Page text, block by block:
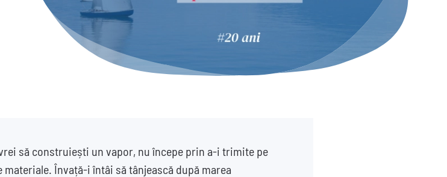
să construiești un vapor, nu începe prin a-i trimite pe
Învață-i întâi să tânjească după marea